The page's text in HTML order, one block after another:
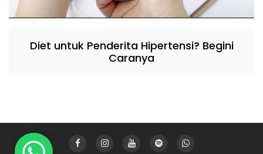
Diet untuk Penderita Hipertensi? Begini
Caranya